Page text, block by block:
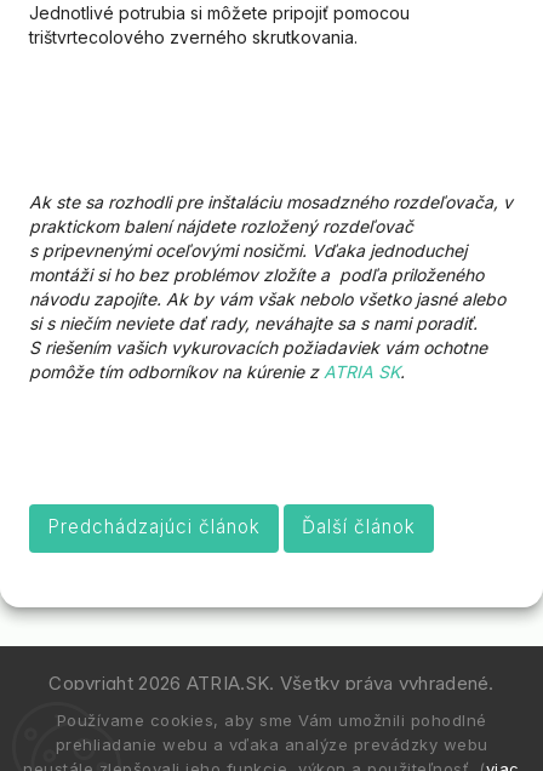
Používame cookies, aby sme Vám umožnili pohodlné
prehliadanie webu a vďaka analýze prevádzky webu
Jednotlivé potrubia si môžete pripojiť pomocou
trištvrtecolového zverného skrutkovania.
Ak ste sa rozhodli pre inštaláciu mosadzného rozdeľovača, v
praktickom balení nájdete rozložený rozdeľovač
s pripevnenými oceľovými nosičmi. Vďaka jednoduchej
montáži si ho bez problémov zložíte a podľa priloženého
návodu zapojíte. Ak by vám však nebolo všetko jasné alebo
si s niečím neviete dať rady, neváhajte sa s nami poradiť.
S riešením vašich vykurovacích požiadaviek vám ochotne
pomôže tím odborníkov na kúrenie z ATRIA SK.
Predchádzajúci článok Ďalší článok
Copyright 2026 ATRIA.SK. Všetky práva vyhradené.
Vytvořil Shoptet| DesignShoptak.cz.